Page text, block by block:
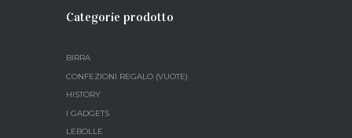
Categorie prodotto
BIRRA
CONFEZIONI REGALO (VUOTE)
HISTORY
I GADGETS
LEBOLLE